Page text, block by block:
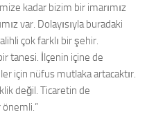
kadar bizim bir imarımız
var. Dolayısıyla buradaki
çok farklı bir şehir.
tanesi. İlçenin içine de
için nüfus mutlaka artacaktır.
değil. Ticaretin de